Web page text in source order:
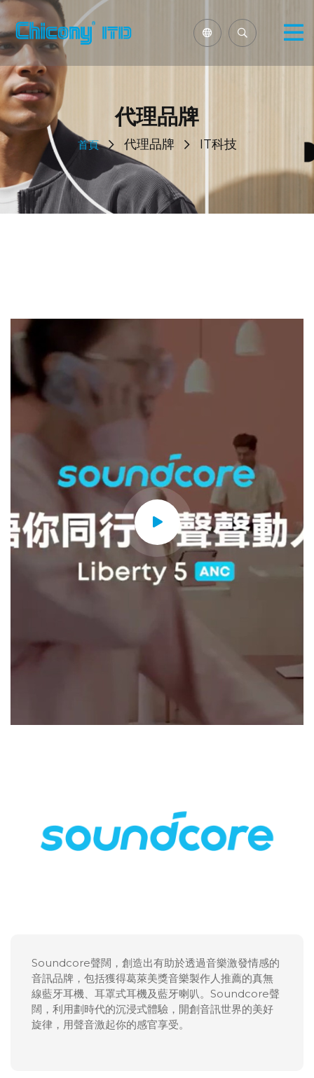
代理品牌
首頁 代理品牌 IT科技
Soundcore聲闊，創造出有助於透過音樂激發情感的
音訊品牌，包括獲得葛萊美獎音樂製作人推薦的真無
線藍牙耳機、耳罩式耳機及藍牙喇叭。Soundcore聲
闊，利用劃時代的沉浸式體驗，開創音訊世界的美好
旋律，用聲音激起你的感官享受。